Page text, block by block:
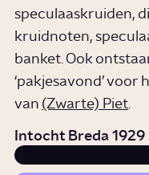
speculaaskruiden,
kruidnoten,
banket. Ook
‘pakjesavond’
van (Zwarte) Piet.
Intocht Breda 1929